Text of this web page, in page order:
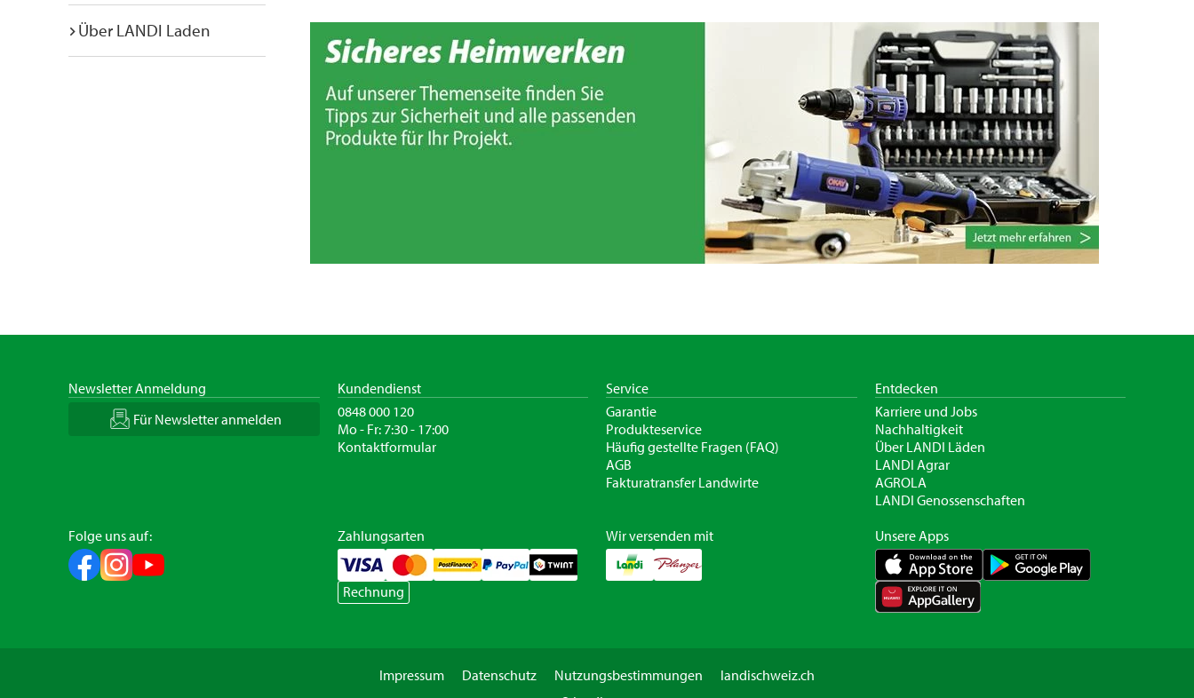
Über LANDI Laden
Newsletter Anmeldung
Für Newsletter anmelden
Kundendienst
0848 000 120
Mo - Fr: 7:30 - 17:00
Kontaktformular
Service
Garantie
Produkteservice
Häufig gestellte Fragen (FAQ)
AGB
Fakturatransfer Landwirte
Entdecken
Karriere und Jobs
Nachhaltigkeit
Über LANDI Läden
LANDI Agrar
AGROLA
LANDI Genossenschaften
Folge uns auf:
Zahlungsarten
Rechnung
Wir versenden mit Unsere Apps
Impressum Datenschutz Nutzungsbestimmungen
landischweiz.ch